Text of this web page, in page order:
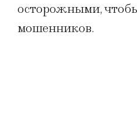
осторожными,
мошенников.